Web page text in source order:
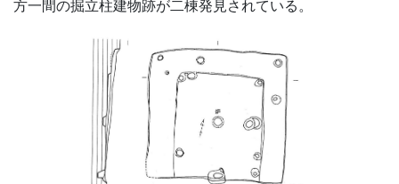
方一間の掘立柱建物跡が二棟発見されている。